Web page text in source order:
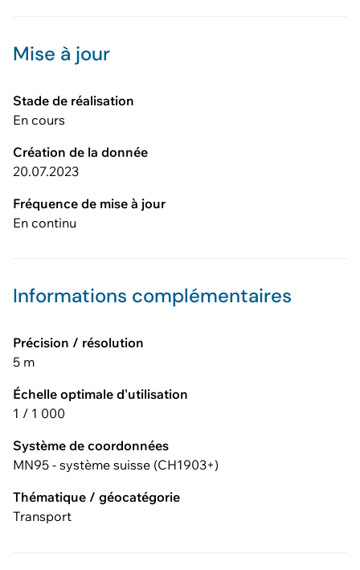
Mise à jour
Stade de réalisation
En cours
Création de la donnée
20.07.2023
Fréquence de mise à jour
En continu
Informations complémentaires
Précision / résolution
5 m
Échelle optimale d'utilisation
1 / 1 000
Système de coordonnées
MN95 - système suisse (CH1903+)
Thématique / géocatégorie
Transport